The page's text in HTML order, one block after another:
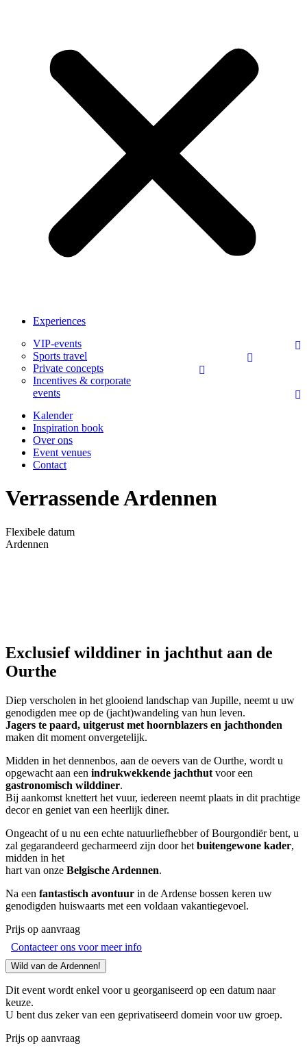
Experiences
VIP-events
Sports travel
Private concepts
Incentives & corporate
events
Kalender
Inspiration book
Over ons
Event venues
Contact
Verrassende Ardennen
Flexibele datum
Ardennen
Exclusief wilddiner in jachthut aan de
Ourthe
Diep verscholen in het glooiend landschap van Jupille, neemt u uw
genodigden mee op de (jacht)wandeling van hun leven.
Jagers te paard, uitgerust met hoornblazers en jachthonden
maken dit moment onvergetelijk.
Midden in het dennenbos, aan de oevers van de Ourthe, wordt u
opgewacht aan een indrukwekkende jachthut voor een
gastronomisch wilddiner.
Bij aankomst knettert het vuur, iedereen neemt plaats in dit prachtige
decor en geniet van een heerlijk diner.
Ongeacht of u nu een echte natuurliefhebber of Bourgondiër bent, u
zal gegarandeerd gecharmeerd zijn door het buitengewone kader,
midden in het
hart van onze Belgische Ardennen.
Na een fantastisch avontuur in de Ardense bossen keren uw
genodigden huiswaarts met een voldaan vakantiegevoel.
Prijs op aanvraag
Contacteer ons voor meer info
Wild van de Ardennen!
Dit event wordt enkel voor u georganiseerd op een datum naar
keuze.
U bent dus zeker van een geprivatiseerd domein voor uw groep.
Prijs op aanvraag